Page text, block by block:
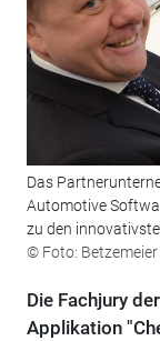
Das
Automotive
zu den
© Foto:
Die Fachjury
Applikation